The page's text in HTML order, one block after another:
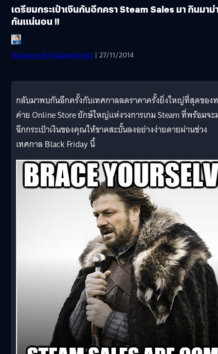
เตรียมกระเป๋าเงินกันอีกครา Steam Sales มา กินมาม่
กันแน่นอน !!
Totsapon Kritsadangphorn | 27/11/2014
กลับมาพบกันอีกครั้งกับเทศกาลลดราคาครั้งยิ่งใหญ่ที่สุดของ
ค่าย Online Store ยักษ์ใหญ่แห่งวงการเกม Steam ที่พร้อมจะ
ฉีกกระเป๋าเงินของคุณให้ขาดสะบั้นลงอย่างง่ายดายผ่านช่วง
เทศกาล Black Friday นี้